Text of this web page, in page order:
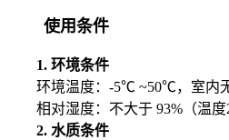
使用条件
1. 环境条件
环境温度：-5℃ ~50℃，室内
相对湿度：不大于 93%（温度
2. 水质条件